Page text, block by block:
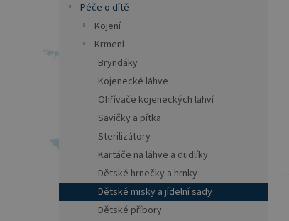
Péče o dítě
Kojení
Krmení
Bryndáky
Kojenecké láhve
Ohřívače kojeneckých lahví
Savičky a pítka
Sterilizátory
Kartáče na láhve a dudlíky
Dětské hrnečky a hrnky
Dětské misky a jídelní sady
Dětské příbory